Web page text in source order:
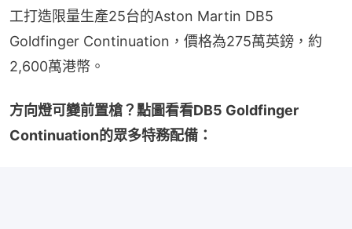
工打造限量生產25台的Aston Martin DB5
Goldfinger Continuation，價格為275萬英鎊，約
2,600萬港幣。
方向燈可變前置槍？點圖看看DB5 Goldfinger
Continuation的眾多特務配備：